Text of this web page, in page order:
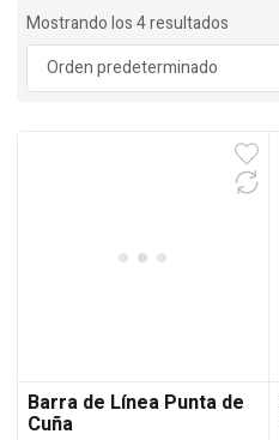
Mostrando los 4 resultados
Barra de Línea Punta de
Cuña